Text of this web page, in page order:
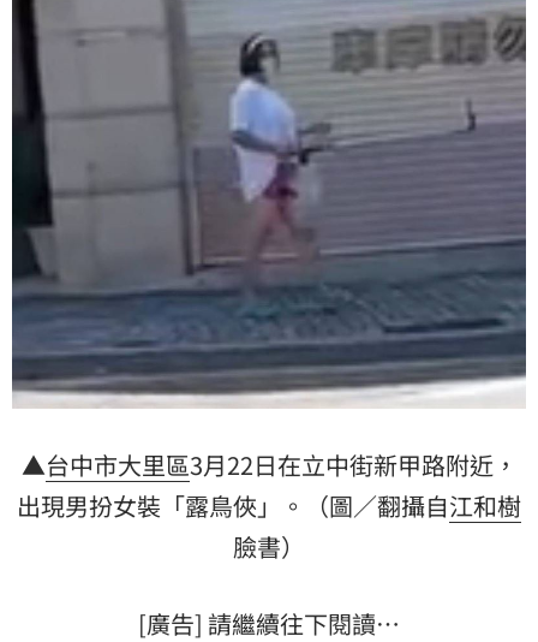
▲台中市大里區3月22日在立中街新甲路附近，
出現男扮女裝「露鳥俠」。（圖／翻攝自江和樹
臉書）
[廣告] 請繼續往下閱讀…